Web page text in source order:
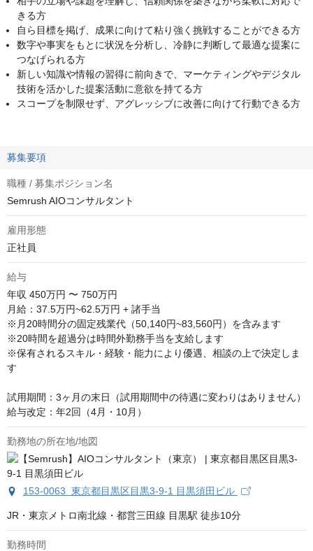
きる方
自ら目標を掲げ、成果に向けて粘り強く挑戦することができる方
数字や事実をもとに状況を分析し、冷静に判断して最適な提案に
つなげられる方
新しい知識や情報の習得に前向きで、マーケティングやデジタル
技術を活かした提案活動に意欲を持てる方
スコープを制限せず、アグレッシブに改善に向けて行動できる方
募集要項
職種 / 募集ポジション名
Semrush AIOコンサルタント
雇用形態
正社員
給与
年収 450万円 〜 750万円
月給：37.5万円~62.5万円 + 諸手当
※月20時間分の固定残業代（50,140円~83,560円）を含みます
※20時間を超過分は時間外勤務手当を支給します
※保有されるスキル・経験・能力により優遇、相談の上で決定しま
す
試用期間：3ヶ月の末日（試用期間中の待遇に変わりはありません）
給与改定：年2回（4月・10月）
勤務地の所在地/地図
153-0063 東京都目黒区目黒3-9-1 目黒須田ビル
JR・東京メトロ南北線・都営三田線 目黒駅 徒歩10分
勤務時間